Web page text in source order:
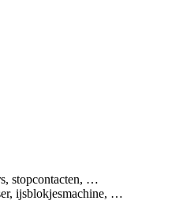
stopcontacten, …
ijsblokjesmachine, …